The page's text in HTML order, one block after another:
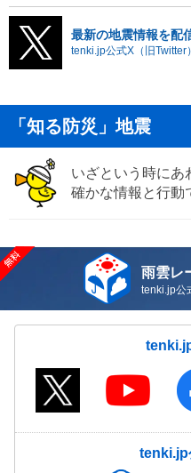
最新の地震情報を配
tenki.jp公式X（旧Twitter
「知る防災」地震
いざという時にあ
確かな情報と行動
雨雲レ
tenki.jp公
tenki.jp